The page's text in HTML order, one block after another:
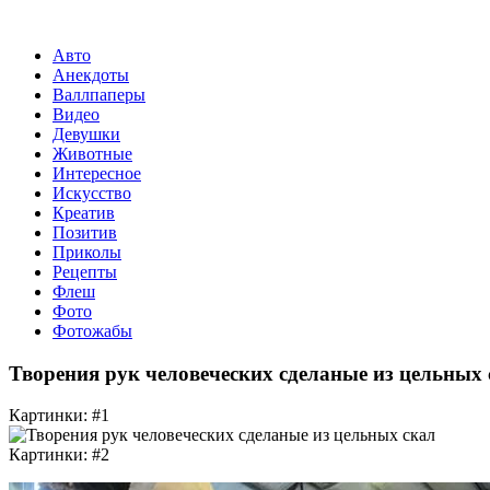
Авто
Анекдоты
Валлпаперы
Видео
Девушки
Животные
Интересное
Искусство
Креатив
Позитив
Приколы
Рецепты
Флеш
Фото
Фотожабы
Творения рук человеческих сделаные из цельных
Картинки: #1
Картинки: #2